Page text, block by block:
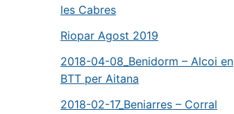
les Cabres
Riopar Agost 2019
2018-04-08_Benidorm – Alcoi en
BTT per Aitana
2018-02-17_Beniarres – Corral